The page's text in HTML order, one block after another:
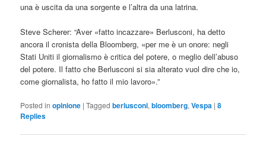
una è uscita da una sorgente e l’altra da una latrina.
Steve Scherer: “Aver «fatto incazzare» Berlusconi, ha detto
ancora il cronista della Bloomberg, «per me è un onore: negli
Stati Uniti il giornalismo è critica del potere, o meglio dell’abuso
del potere. Il fatto che Berlusconi si sia alterato vuol dire che io,
come giornalista, ho fatto il mio lavoro».”
Posted in opinione |Tagged berlusconi,bloomberg,Vespa |8
Replies